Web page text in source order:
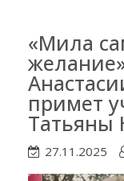
«Мила
примет
Татьяны
27.11.2025